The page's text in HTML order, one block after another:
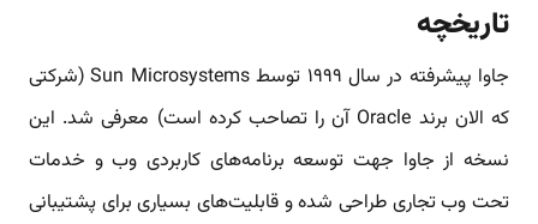
تاریخچه
جاوا پیشرفته در سال ۱۹۹۹ توسط Sun Microsystems (شرکتی
که الان برند Oracle آن را تصاحب کرده است) معرفی شد. این
نسخه از جاوا جهت توسعه برنامه‌های کاربردی وب و خدمات
تحت وب تجاری طراحی شده و قابلیت‌های بسیاری برای پشتیبانی